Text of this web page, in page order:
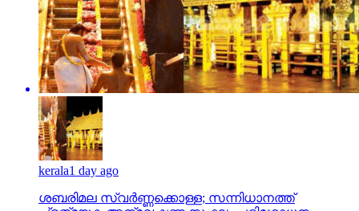
kerala1 day ago
ശബരിമല സ്വര്‍ണ്ണക്കൊള്ള; സന്നിധാനത്ത്